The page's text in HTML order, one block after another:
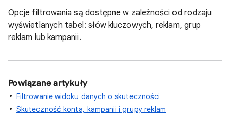
Opcje filtrowania są dostępne w zależności od rodzaju
wyświetlanych tabel: słów kluczowych, reklam, grup
reklam lub kampanii.
Powiązane artykuły
Filtrowanie widoku danych o skuteczności
Skuteczność konta, kampanii i grupy reklam